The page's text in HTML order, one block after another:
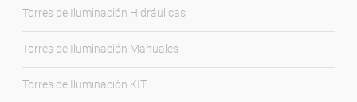
Torres de Iluminación Hidráulicas
Torres de Iluminación Manuales
Torres de Iluminación KIT